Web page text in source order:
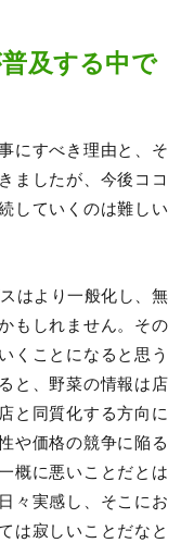
及する中で
にすべき理由と、そ
ましたが、今後ココ
していくのは難しい
はより一般化し、無
もしれません。その
くことになると思う
と、野菜の情報は店
と同質化する方向に
や価格の競争に陥る
概に悪いことだとは
々実感し、そこにお
は寂しいことだなと